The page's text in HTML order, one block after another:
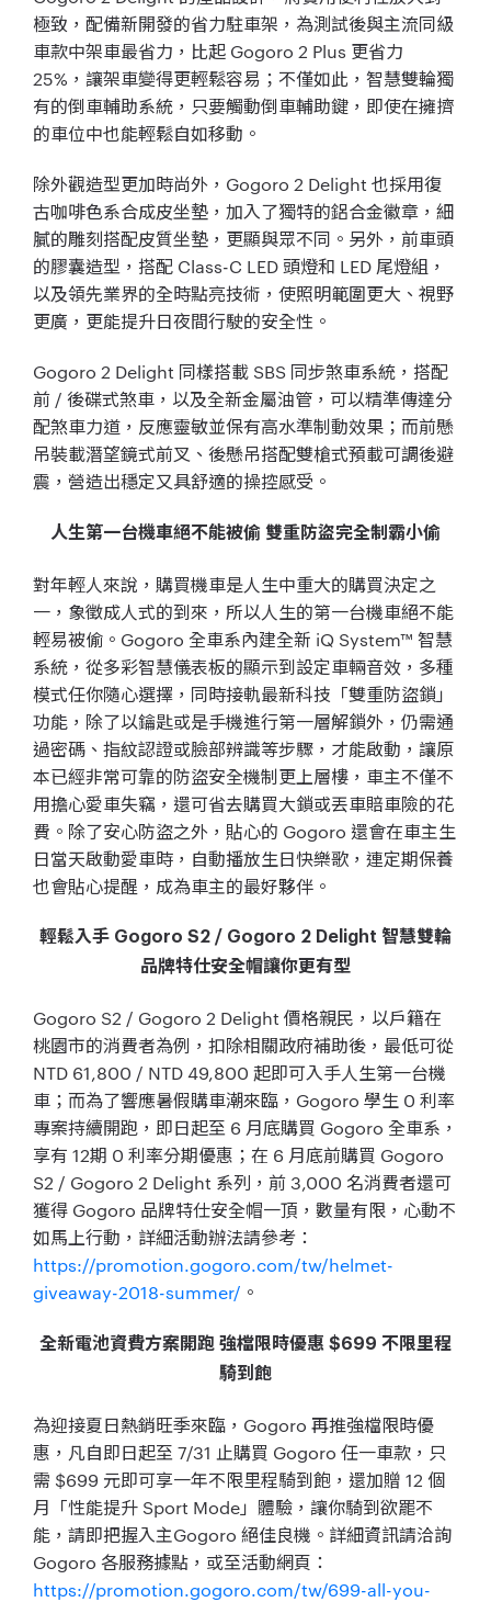
極致，配備新開發的省力駐車架，為測試後與主流同級
車款中架車最省力，比起 Gogoro 2 Plus 更省力
25%，讓架車變得更輕鬆容易；不僅如此，智慧雙輪獨
有的倒車輔助系統，只要觸動倒車輔助鍵，即使在擁擠
的車位中也能輕鬆自如移動。
除外觀造型更加時尚外，Gogoro 2 Delight 也採用復
古咖啡色系合成皮坐墊，加入了獨特的鋁合金徽章，細
膩的雕刻搭配皮質坐墊，更顯與眾不同。另外，前車頭
的膠囊造型，搭配 Class-C LED 頭燈和 LED 尾燈組，
以及領先業界的全時點亮技術，使照明範圍更大、視野
更廣，更能提升日夜間行駛的安全性。
Gogoro 2 Delight 同樣搭載 SBS 同步煞車系統，搭配
前 / 後碟式煞車，以及全新金屬油管，可以精準傳達分
配煞車力道，反應靈敏並保有高水準制動效果；而前懸
吊裝載潛望鏡式前叉、後懸吊搭配雙槍式預載可調後避
震，營造出穩定又具舒適的操控感受。
人生第一台機車絕不能被偷 雙重防盜完全制霸小偷
對年輕人來說，購買機車是人生中重大的購買決定之
一，象徵成人式的到來，所以人生的第一台機車絕不能
輕易被偷。Gogoro 全車系內建全新 iQ System™ 智慧
系統，從多彩智慧儀表板的顯示到設定車輛音效，多種
模式任你隨心選擇，同時接軌最新科技「雙重防盜鎖」
功能，除了以鑰匙或是手機進行第一層解鎖外，仍需通
過密碼、指紋認證或臉部辨識等步驟，才能啟動，讓原
本已經非常可靠的防盜安全機制更上層樓，車主不僅不
用擔心愛車失竊，還可省去購買大鎖或丟車賠車險的花
費。除了安心防盜之外，貼心的 Gogoro 還會在車主生
日當天啟動愛車時，自動播放生日快樂歌，連定期保養
也會貼心提醒，成為車主的最好夥伴。
輕鬆入手 Gogoro S2 / Gogoro 2 Delight 智慧雙輪
品牌特仕安全帽讓你更有型
Gogoro S2 / Gogoro 2 Delight 價格親民，以戶籍在
桃園市的消費者為例，扣除相關政府補助後，最低可從
NTD 61,800 / NTD 49,800 起即可入手人生第一台機
車；而為了響應暑假購車潮來臨，Gogoro 學生 0 利率
專案持續開跑，即日起至 6 月底購買 Gogoro 全車系，
享有 12期 0 利率分期優惠；在 6 月底前購買 Gogoro
S2 / Gogoro 2 Delight 系列，前 3,000 名消費者還可
獲得 Gogoro 品牌特仕安全帽一頂，數量有限，心動不
如馬上行動，詳細活動辦法請參考：
https://promotion.gogoro.com/tw/helmet-
giveaway-2018-summer/ 。
全新電池資費方案開跑 強檔限時優惠 $699 不限里程
騎到飽
為迎接夏日熱銷旺季來臨，Gogoro 再推強檔限時優
惠，凡自即日起至 7/31 止購買 Gogoro 任一車款，只
需 $699 元即可享一年不限里程騎到飽，還加贈 12 個
月「性能提升 Sport Mode」體驗，讓你騎到欲罷不
能，請即把握入主Gogoro 絕佳良機。詳細資訊請洽詢
Gogoro 各服務據點，或至活動網頁：
https://promotion.gogoro.com/tw/699-all-you-